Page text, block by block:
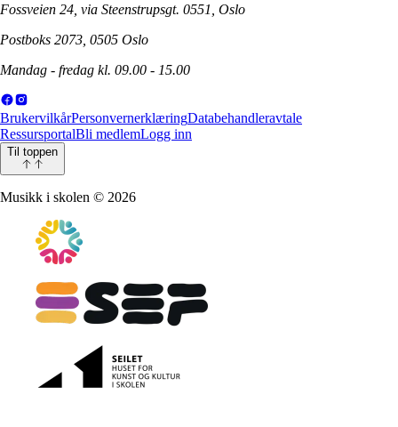
Fossveien 24, via Steenstrupsgt. 0551, Oslo
Postboks 2073, 0505 Oslo
Mandag - fredag kl. 09.00 - 15.00
BrukervilkårPersonvernerklæringDatabehandleravtale
RessursportalBli medlemLogg inn
Til toppen
Musikk i skolen © 2026